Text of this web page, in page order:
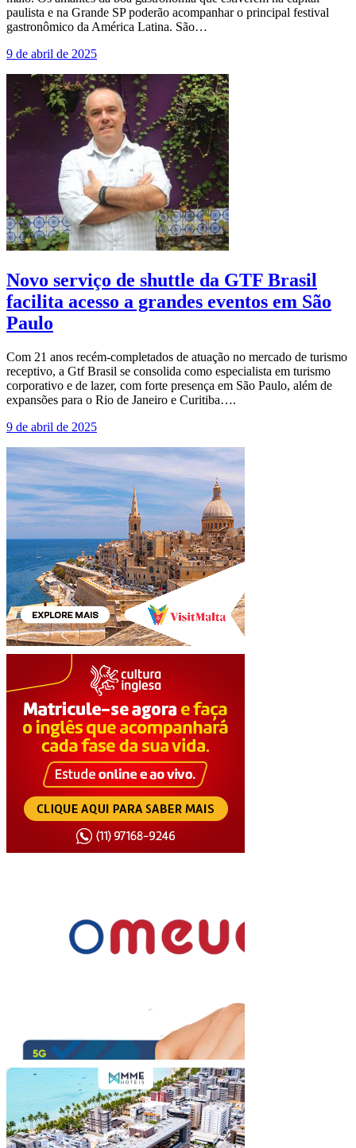
paulista e na Grande SP poderão acompanhar o principal festival
gastronômico da América Latina. São…
9 de abril de 2025
Novo serviço de shuttle da GTF Brasil
facilita acesso a grandes eventos em São
Paulo
Com 21 anos recém-completados de atuação no mercado de turismo
receptivo, a Gtf Brasil se consolida como especialista em turismo
corporativo e de lazer, com forte presença em São Paulo, além de
expansões para o Rio de Janeiro e Curitiba….
9 de abril de 2025